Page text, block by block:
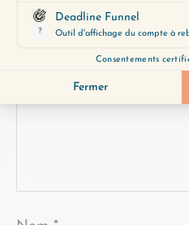
indiqués avec*
Commentaire*